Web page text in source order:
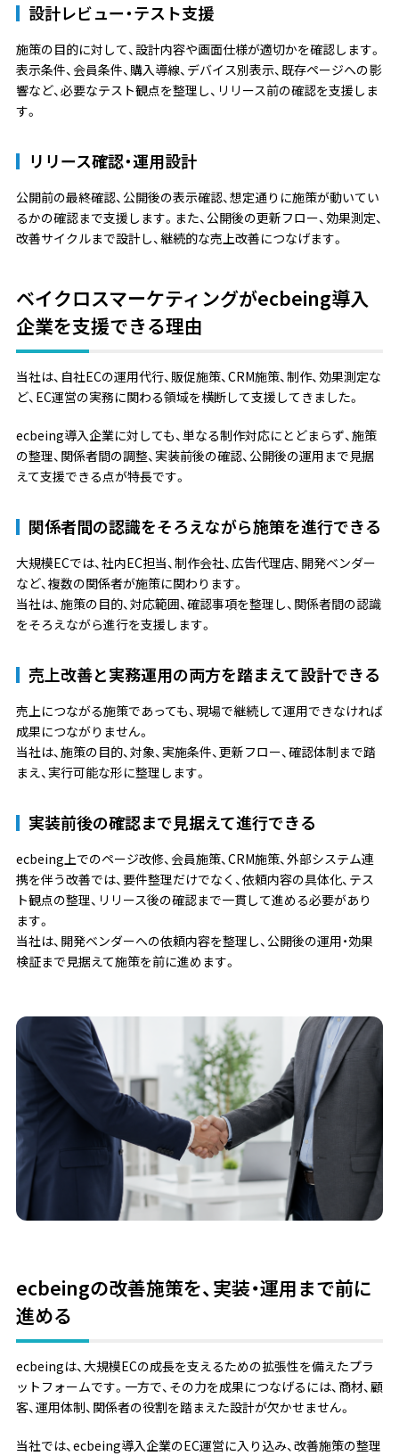
設計レビュー・テスト支援
施策の目的に対して、設計内容や画面仕様が適切かを確認します。
表示条件、会員条件、購入導線、デバイス別表示、既存ページへの影
響など、必要なテスト観点を整理し、リリース前の確認を支援しま
す。
リリース確認・運用設計
公開前の最終確認、公開後の表示確認、想定通りに施策が動いてい
るかの確認まで支援します。また、公開後の更新フロー、効果測定、
改善サイクルまで設計し、継続的な売上改善につなげます。
ベイクロスマーケティングがecbeing導入
企業を支援できる理由
当社は、自社ECの運用代行、販促施策、CRM施策、制作、効果測定な
ど、EC運営の実務に関わる領域を横断して支援してきました。
ecbeing導入企業に対しても、単なる制作対応にとどまらず、施策
の整理、関係者間の調整、実装前後の確認、公開後の運用まで見据
えて支援できる点が特長です。
関係者間の認識をそろえながら施策を進行できる
大規模ECでは、社内EC担当、制作会社、広告代理店、開発ベンダー
など、複数の関係者が施策に関わります。
当社は、施策の目的、対応範囲、確認事項を整理し、関係者間の認識
をそろえながら進行を支援します。
売上改善と実務運用の両方を踏まえて設計できる
売上につながる施策であっても、現場で継続して運用できなければ
成果につながりません。
当社は、施策の目的、対象、実施条件、更新フロー、確認体制まで踏
まえ、実行可能な形に整理します。
実装前後の確認まで見据えて進行できる
ecbeing上でのページ改修、会員施策、CRM施策、外部システム連
携を伴う改善では、要件整理だけでなく、依頼内容の具体化、テス
ト観点の整理、リリース後の確認まで一貫して進める必要があり
ます。
当社は、開発ベンダーへの依頼内容を整理し、公開後の運用・効果
検証まで見据えて施策を前に進めます。
ecbeingの改善施策を、実装・運用まで前に
進める
ecbeingは、大規模ECの成長を支えるための拡張性を備えたプラ
ットフォームです。一方で、その力を成果につなげるには、商材、顧
客、運用体制、関係者の役割を踏まえた設計が欠かせません。
当社では、ecbeing導入企業のEC運営に入り込み、改善施策の整理